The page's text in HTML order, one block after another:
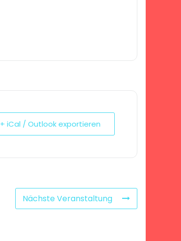
+ iCal / Outlook exportieren
Nächste Veranstaltung